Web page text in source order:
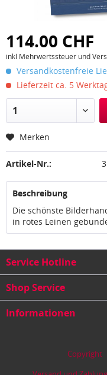
114.00 CHF
inkl Mehrwertssteuer und
Versandkostenfreie
Lieferzeit ca. 5
Merken
Artikel-Nr.:
Beschreibung
Die schönste
in rotes Leinen
Service Hotline
Shop Service
Informationen
Copyright